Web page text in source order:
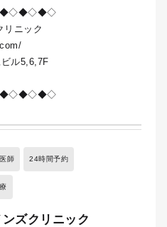
リニック
ル5,6,7F
師 24時間予約
ズクリニック